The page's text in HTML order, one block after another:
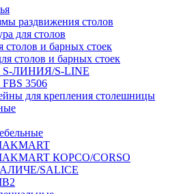
раздвижения столов
для столов
столов и барных стоек
столов и барных стоек
S-ЛИНИЯ/S-LINE
3506
для крепления столешницы
КОРСО/CORSO
SALICE